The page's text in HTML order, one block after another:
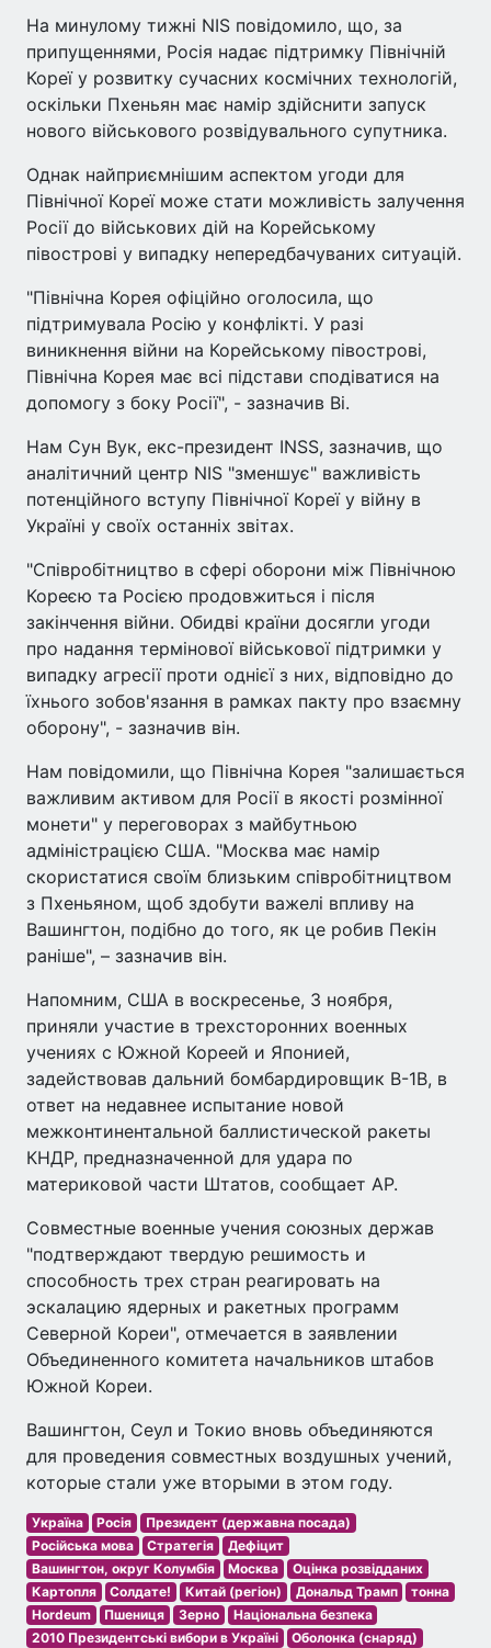
На минулому тижні NIS повідомило, що, за
припущеннями, Росія надає підтримку Північній
Кореї у розвитку сучасних космічних технологій,
оскільки Пхеньян має намір здійснити запуск
нового військового розвідувального супутника.
Однак найприємнішим аспектом угоди для
Північної Кореї може стати можливість залучення
Росії до військових дій на Корейському
півострові у випадку непередбачуваних ситуацій.
"Північна Корея офіційно оголосила, що
підтримувала Росію у конфлікті. У разі
виникнення війни на Корейському півострові,
Північна Корея має всі підстави сподіватися на
допомогу з боку Росії", - зазначив Ві.
Нам Сун Вук, екс-президент INSS, зазначив, що
аналітичний центр NIS "зменшує" важливість
потенційного вступу Північної Кореї у війну в
Україні у своїх останніх звітах.
"Співробітництво в сфері оборони між Північною
Кореєю та Росією продовжиться і після
закінчення війни. Обидві країни досягли угоди
про надання термінової військової підтримки у
випадку агресії проти однієї з них, відповідно до
їхнього зобов'язання в рамках пакту про взаємну
оборону", - зазначив він.
Нам повідомили, що Північна Корея "залишається
важливим активом для Росії в якості розмінної
монети" у переговорах з майбутньою
адміністрацією США. "Москва має намір
скористатися своїм близьким співробітництвом
з Пхеньяном, щоб здобути важелі впливу на
Вашингтон, подібно до того, як це робив Пекін
раніше", – зазначив він.
Напомним, США в воскресенье, 3 ноября,
приняли участие в трехсторонних военных
учениях с Южной Кореей и Японией,
задействовав дальний бомбардировщик B-1B, в
ответ на недавнее испытание новой
межконтинентальной баллистической ракеты
КНДР, предназначенной для удара по
материковой части Штатов, сообщает AP.
Совместные военные учения союзных держав
"подтверждают твердую решимость и
способность трех стран реагировать на
эскалацию ядерных и ракетных программ
Северной Кореи", отмечается в заявлении
Объединенного комитета начальников штабов
Южной Кореи.
Вашингтон, Сеул и Токио вновь объединяются
для проведения совместных воздушных учений,
которые стали уже вторыми в этом году.
Україна Росія
Президент (державна посада)
Російська мова
Стратегія
Дефіцит
Вашингтон, округ Колумбія
Москва
Оцінка розвідданих
Картопля
Солдате! Китай (регіон) Дональд Трамп
тонна
Hordeum
Пшениця Зерно
Національна безпека
2010 Президентські вибори в Україні
Оболонка (снаряд)